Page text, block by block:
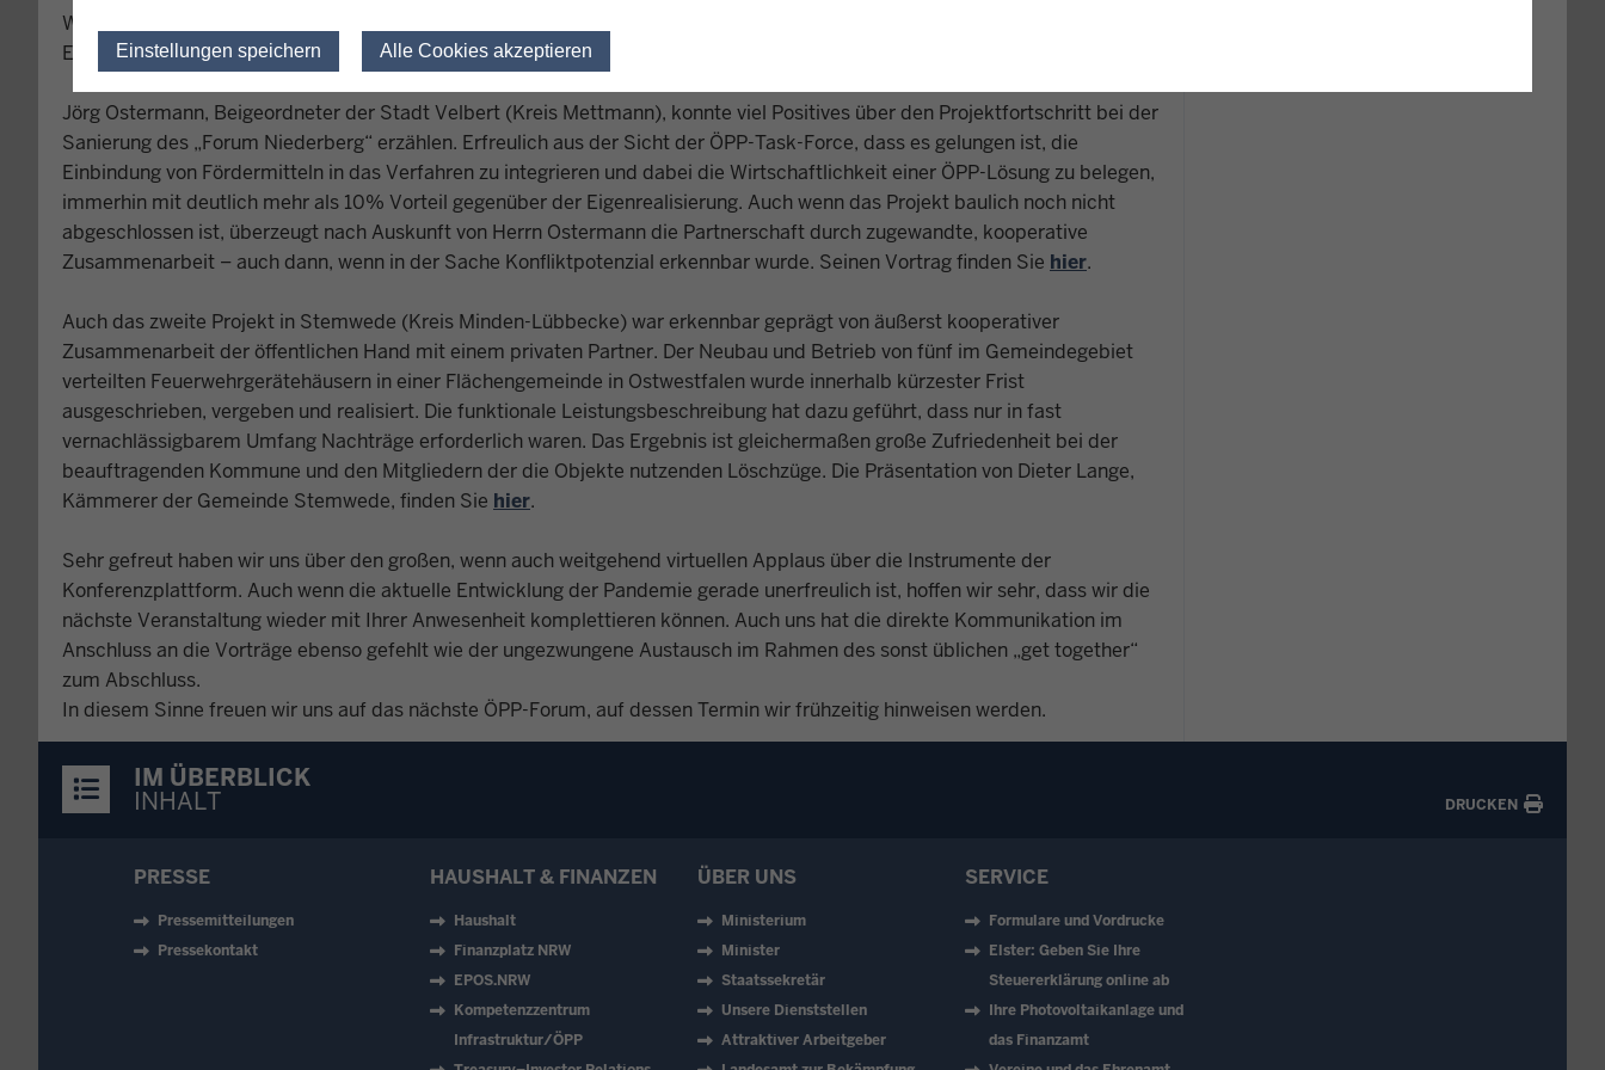
Einstellungen speichern Alle Cookies akzeptieren
Wie in der Vergangenheit ist es gelungen, auch in dieser Veranstaltung kommunale Projektträger über ihre praktischen
Erfahrungen mit der Methodik der Wirtschaftlichkeitsbetrachtung berichten zu lassen.
Jörg Ostermann, Beigeordneter der Stadt Velbert (Kreis Mettmann), konnte viel Positives über den Projektfortschritt bei der
Sanierung des „Forum Niederberg“ erzählen. Erfreulich aus der Sicht der ÖPP-Task-Force, dass es gelungen ist, die
Einbindung von Fördermitteln in das Verfahren zu integrieren und dabei die Wirtschaftlichkeit einer ÖPP-Lösung zu belegen,
immerhin mit deutlich mehr als 10% Vorteil gegenüber der Eigenrealisierung. Auch wenn das Projekt baulich noch nicht
abgeschlossen ist, überzeugt nach Auskunft von Herrn Ostermann die Partnerschaft durch zugewandte, kooperative
Zusammenarbeit – auch dann, wenn in der Sache Konfliktpotenzial erkennbar wurde. Seinen Vortrag finden Sie hier.
Auch das zweite Projekt in Stemwede (Kreis Minden-Lübbecke) war erkennbar geprägt von äußerst kooperativer
Zusammenarbeit der öffentlichen Hand mit einem privaten Partner. Der Neubau und Betrieb von fünf im Gemeindegebiet
verteilten Feuerwehrgerätehäusern in einer Flächengemeinde in Ostwestfalen wurde innerhalb kürzester Frist
ausgeschrieben, vergeben und realisiert. Die funktionale Leistungsbeschreibung hat dazu geführt, dass nur in fast
vernachlässigbarem Umfang Nachträge erforderlich waren. Das Ergebnis ist gleichermaßen große Zufriedenheit bei der
beauftragenden Kommune und den Mitgliedern der die Objekte nutzenden Löschzüge. Die Präsentation von Dieter Lange,
Kämmerer der Gemeinde Stemwede, finden Sie hier.
Sehr gefreut haben wir uns über den großen, wenn auch weitgehend virtuellen Applaus über die Instrumente der
Konferenzplattform. Auch wenn die aktuelle Entwicklung der Pandemie gerade unerfreulich ist, hoffen wir sehr, dass wir die
nächste Veranstaltung wieder mit Ihrer Anwesenheit komplettieren können. Auch uns hat die direkte Kommunikation im
Anschluss an die Vorträge ebenso gefehlt wie der ungezwungene Austausch im Rahmen des sonst üblichen „get together“
zum Abschluss.
In diesem Sinne freuen wir uns auf das nächste ÖPP-Forum, auf dessen Termin wir frühzeitig hinweisen werden.
IM ÜBERBLICK
INHALT DRUCKEN
PRESSE
Pressemitteilungen
Pressekontakt
HAUSHALT & FINANZEN
Haushalt
Finanzplatz NRW
EPOS.NRW
Kompetenzzentrum
Infrastruktur/ÖPP
ÜBER UNS
Ministerium
Minister
Staatssekretär
Unsere Dienststellen
Attraktiver Arbeitgeber
SERVICE
Formulare und Vordrucke
Elster: Geben Sie Ihre
Steuererklärung online ab
Ihre Photovoltaikanlage und
das Finanzamt